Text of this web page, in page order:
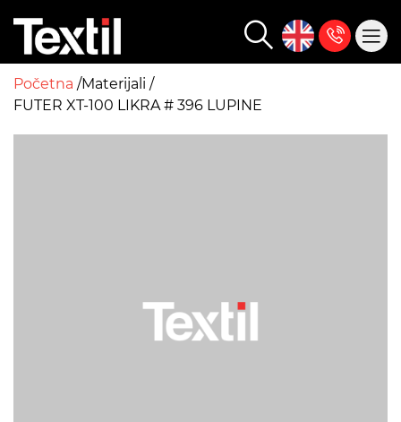
Početna Materijali
FUTER XT-100 LIKRA # 396 LUPINE